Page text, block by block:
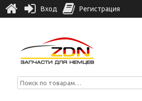
Вход Регистрация